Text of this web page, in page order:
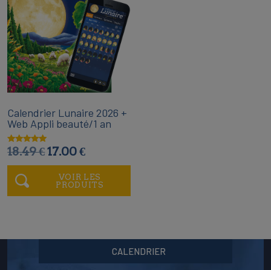
Calendrier Lunaire 2026 +
Web Appli beauté/1 an
Note
5.00
sur 5
18.49 €17.00 €
VOIR LES
PRODUITS
CALENDRIER